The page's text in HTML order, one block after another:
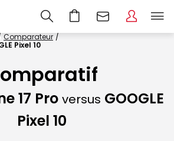
Comparateur
Pixel 10
17 Pro versus GOOGLE
Pixel 10